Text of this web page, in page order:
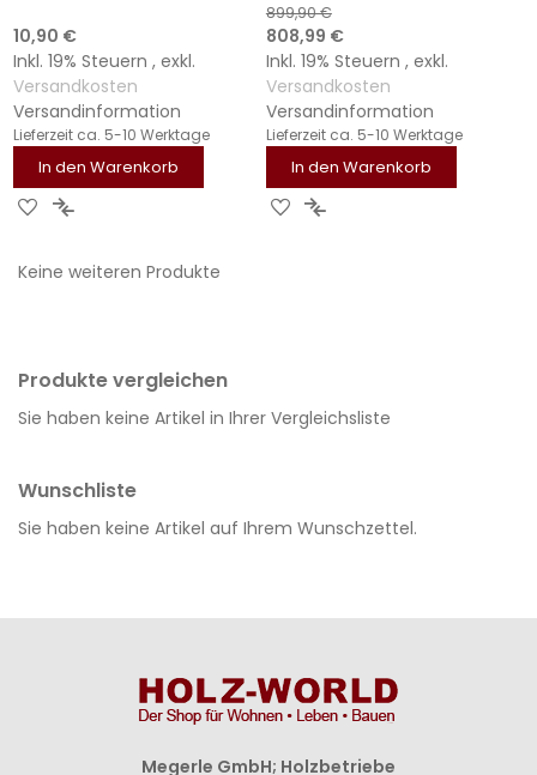
10,90 €
Inkl. 19% Steuern , exkl.
Versandkosten
Versandinformation
Lieferzeit ca. 5-10 Werktage
In den Warenkorb
ZUR
HINZUFÜGEN
ZUR
HINZUFÜGEN
899,90 €
Sonderangebot
808,99 €
Inkl. 19% Steuern , exkl.
Versandkosten
Versandinformation
Lieferzeit ca. 5-10 Werktage
In den Warenkorb
ZURZUR
Keine weiteren Produkte
Produkte vergleichen
Sie haben keine Artikel in Ihrer Vergleichsliste
Wunschliste
Sie haben keine Artikel auf Ihrem Wunschzettel.
Megerle GmbH; Holzbetriebe